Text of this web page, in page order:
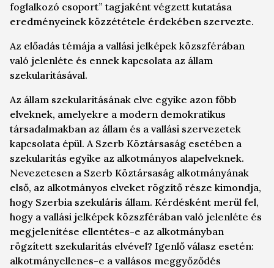
foglalkozó csoport” tagjaként végzett kutatása
eredményeinek közzététele érdekében szervezte.
Az előadás témája a vallási jelképek közszférában
való jelenléte és ennek kapcsolata az állam
szekularitásával.
Az állam szekularitásának elve egyike azon főbb
elveknek, amelyekre a modern demokratikus
társadalmakban az állam és a vallási szervezetek
kapcsolata épül. A Szerb Köztársaság esetében a
szekularitás egyike az alkotmányos alapelveknek.
Nevezetesen a Szerb Köztársaság alkotmányának
első, az alkotmányos elveket rögzítő része kimondja,
hogy Szerbia szekuláris állam. Kérdésként merül fel,
hogy a vallási jelképek közszférában való jelenléte és
megjelenítése ellentétes-e az alkotmányban
rögzített szekularitás elvével? Igenlő válasz esetén:
alkotmányellenes-e a vallásos meggyőződés